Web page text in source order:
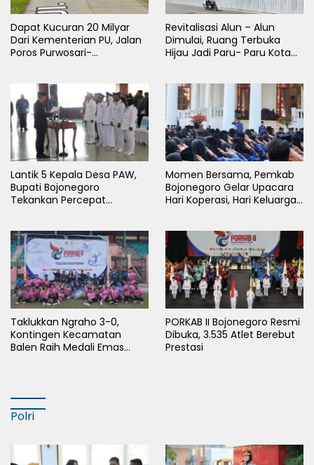
Dapat Kucuran 20 Milyar
Dari Kementerian PU, Jalan
Poros Purwosari-
Revitalisasi Alun – Alun
Dimulai, Ruang Terbuka
Hijau Jadi Paru- Paru Kota
Lantik 5 Kepala Desa PAW,
Bupati Bojonegoro
Tekankan Percepat
Momen Bersama, Pemkab
Bojonegoro Gelar Upacara
Hari Koperasi, Hari Keluarga
Taklukkan Ngraho 3-0,
Kontingen Kecamatan
Balen Raih Medali Emas
PORKAB II Bojonegoro Resmi
Dibuka, 3.535 Atlet Berebut
Prestasi
Polri